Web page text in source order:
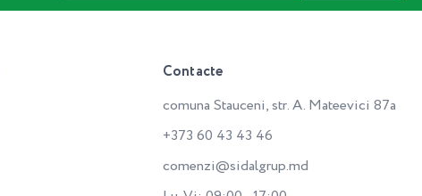
Contacte
comuna Stauceni, str. A. Mateevici 87a
+373 60 43 43 46
comenzi@sidalgrup.md